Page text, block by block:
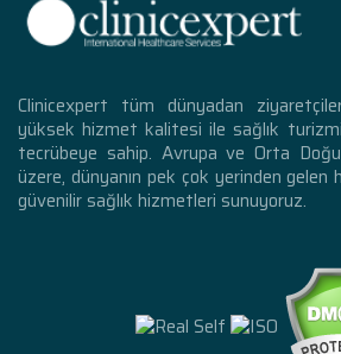
Clinicexpert tüm dünyadan
yüksek hizmet kalitesi ile sağlık turizmi
tecrübeye sahip. Avrupa ve Orta
üzere, dünyanın pek çok yerinden gelen
güvenilir sağlık hizmetleri sunuyoruz.